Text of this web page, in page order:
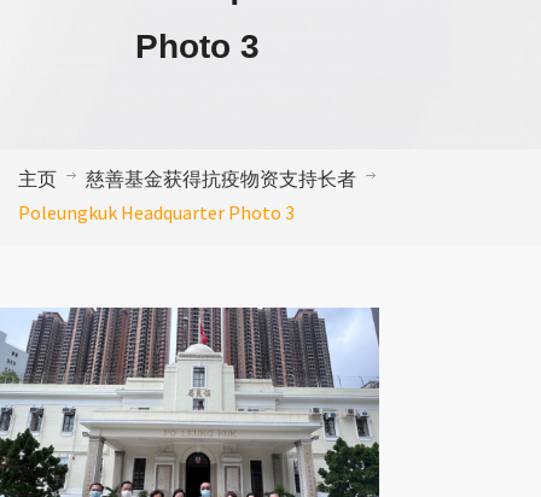
Photo 3
主页
慈善基金获得抗疫物资支持长者
Poleungkuk Headquarter Photo 3